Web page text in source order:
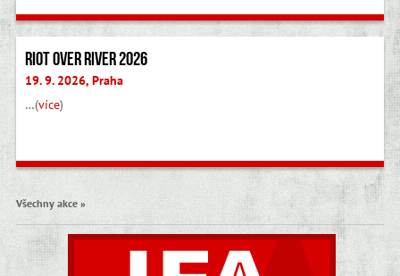
Riot Over River 2026
19. 9. 2026, Praha
…(více)
Všechny akce »